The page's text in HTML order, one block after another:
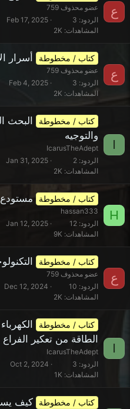
ع
عضو محذوف 759
الردود 3
المشاهدات 2K
Feb 17, 2025
ع
كتاب / مخطوطة أسرار
عضو محذوف 759
الردود 3
المشاهدات 2K
Feb 4, 2025
I
كتاب / مخطوطة
البحث
والتوجيه
IcarusTheAdept
الردود 2
المشاهدات 2K
Jan 31, 2025
H
كتاب / مخطوطة
hassan333
الردود 12
المشاهدات 9K
Jan 12, 2025
ع
كتاب / مخطوطة
عضو محذوف 759
الردود 10
المشاهدات 2K
Dec 12, 2024
I
كتاب / مخطوطة
الطاقة من تعكير الفراع
IcarusTheAdept
الردود 3
المشاهدات 1K
Oct 2, 2024
كتاب / مخطوطة كيف